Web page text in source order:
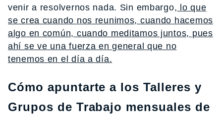
venir a resolvernos nada. Sin embargo, lo que
se crea cuando nos reunimos, cuando hacemos
algo en común, cuando meditamos juntos, pues
ahí se ve una fuerza en general que no
tenemos en el día a día.
Cómo apuntarte a los Talleres y
Grupos de Trabajo mensuales de